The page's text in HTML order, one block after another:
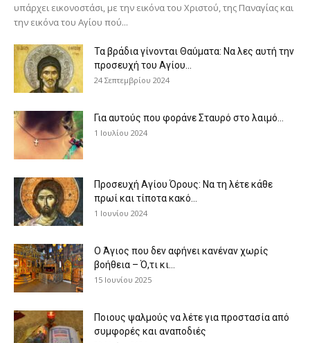
υπάρχει εικονοστάσι, με την εικόνα του Χριστού, της Παν­αγίας και
την εικόνα του Αγίου πού...
Τα βράδια γίνονται Θαύματα: Να λες αυτή την
προσευχή του Αγίου...
24 Σεπτεμβρίου 2024
Για αυτούς που φοράνε Σταυρό στο λαιμό…
1 Ιουλίου 2024
Προσευχή Αγίου Όρους: Να τη λέτε κάθε
πρωί και τίποτα κακό...
1 Ιουνίου 2024
Ο Άγιος που δεν αφήνει κανέναν χωρίς
βοήθεια – Ό,τι κι...
15 Ιουνίου 2025
Ποιους ψαλμούς να λέτε για προστασία από
συμφορές και αναποδιές